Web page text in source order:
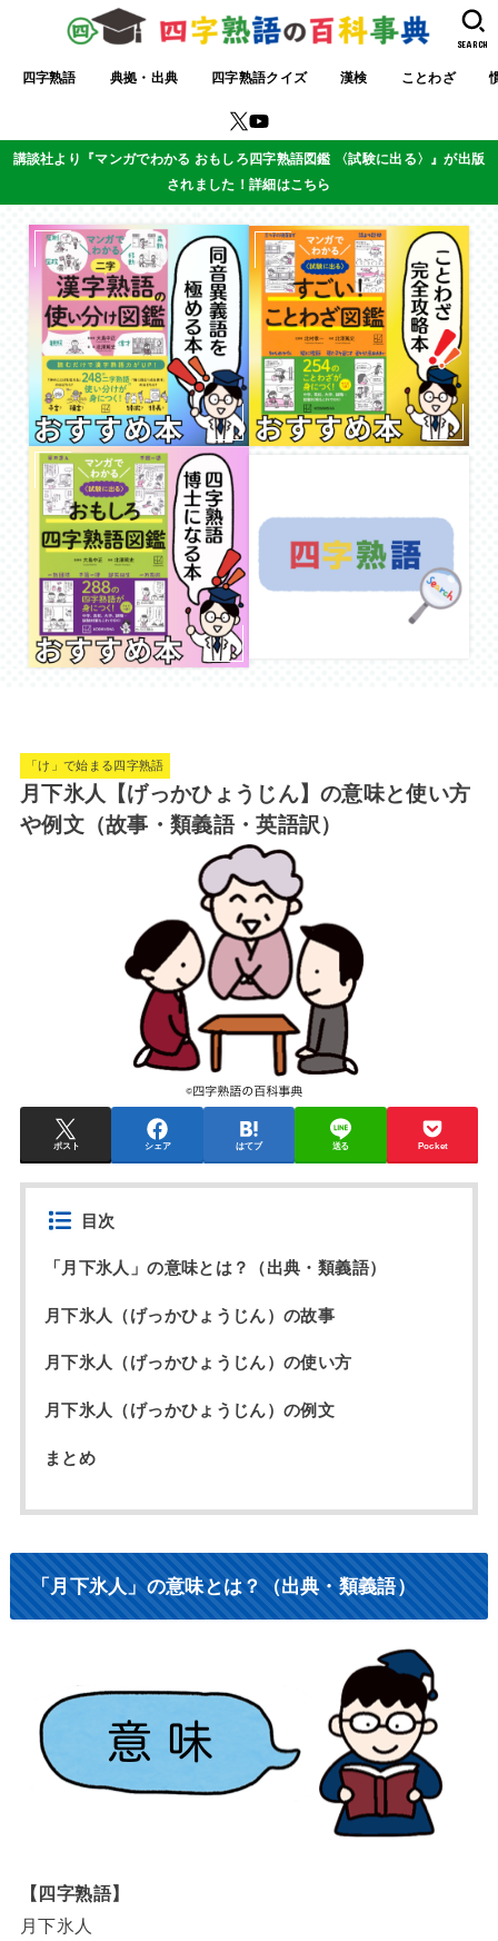
四字熟語 典拠・出典 四字熟語クイズ 漢検 ことわざ
SEARCH
講談社より『マンガでわかる おもしろ四字熟語図鑑 〈試験に出る〉』が出版
されました！詳細はこちら
「け」で始まる四字熟語
月下氷人【げっかひょうじん】の意味と使い方
や例文（故事・類義語・英語訳）
ポスト シェア はてブ 送る Pocket
目次
「月下氷人」の意味とは？（出典・類義語）
月下氷人（げっかひょうじん）の故事
月下氷人（げっかひょうじん）の使い方
月下氷人（げっかひょうじん）の例文
まとめ
「月下氷人」の意味とは？（出典・類義語）
【四字熟語】
月下氷人